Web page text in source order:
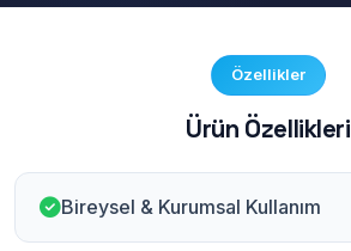
Özellikler
Ürün Özellikleri
Bireysel & Kurumsal Kullanım